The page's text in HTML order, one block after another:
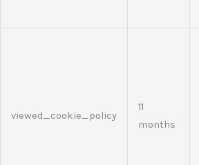
viewed_cookie_policy
11
months